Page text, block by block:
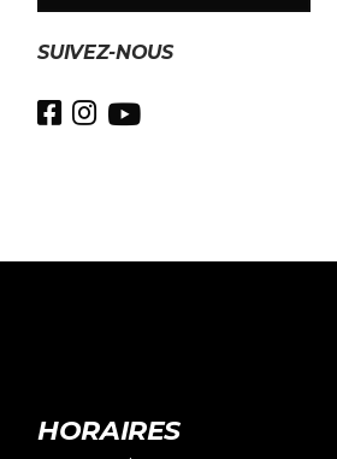
SUIVEZ-NOUS
HORAIRES